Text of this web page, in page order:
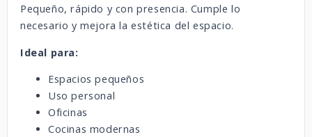
Pequeño, rápido y con presencia. Cumple lo
necesario y mejora la estética del espacio.
Ideal para:
Espacios pequeños
Uso personal
Oficinas
Cocinas modernas